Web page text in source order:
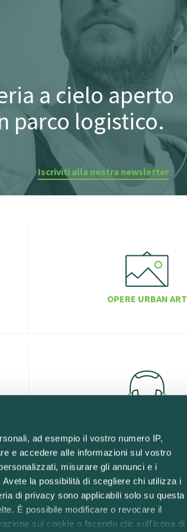
ad esempio il vostro numero IP,
e accedere alle informazioni sul vostro
misurare gli annunci e i
la possibilità di scegliere chi utilizza i
di privacy sono applicabili solo su questa
È possibile modificare o revocare il
sui cookie o facendo clic sull'icona di
a cielo aperto
parco logistico.
Iscriviti alla nostra newsletter
OPERE URBAN ART